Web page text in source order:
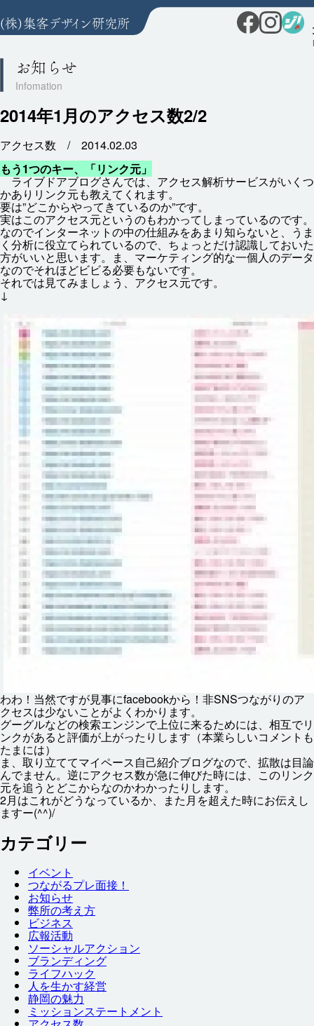
お知らせ
2014年1月のアクセス数2/2
アクセス数 / 2014.02.03
もう1つのキー、「リンク元 」
ライブドアブログさんでは、アクセス解析サービスがいくつ
かありリンク元も教えてくれます。
要は”どこからやってきているのか”です。
実はこのアクセス元というのもわかってしまっているのです。
なのでインターネットの中の仕組みをあまり知らないと、うま
く 分析に役立てられているので、ちょっとだけ認識しておいた
方がいいと思います。ま、マーケティング的な一個人のデータ
なのでそれほどビビる必要もないです。
それでは見てみましょう、アクセス元です。
↓
わわ！ 当然ですが見事にfacebookから！ 非SNSつながりのア
クセスは少ないことがよくわかります。
グーグルなどの検索エンジンで上位に来るためには、 相互でリ
ンクがあると評価が上がったりします（本業らしいコメントも
たまには）
ま、 取 り 立ててマイペース自己紹介ブログなので、 拡散は目論
んでません。 逆にアクセス数が急に伸びた時には、このリンク
元を追 うとどこからなのかわかったりします。
2月はこれがどうなっているか、また月 を超 えた時にお伝えし
ますー(^^)/
カテゴリー
イベント
つながるプレ面接 ！
お知らせ
弊所の考え 方
ビジネス
広報活動
ソーシャルアクション
ブランディング
ライフハック
人を生かす経営
静岡の魅力
ミッションステートメント